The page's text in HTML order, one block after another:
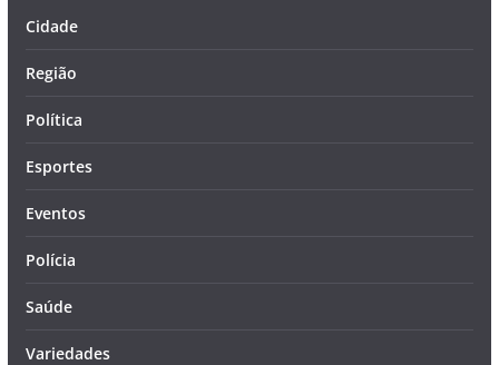
Cidade
Região
Política
Esportes
Eventos
Polícia
Saúde
Variedades